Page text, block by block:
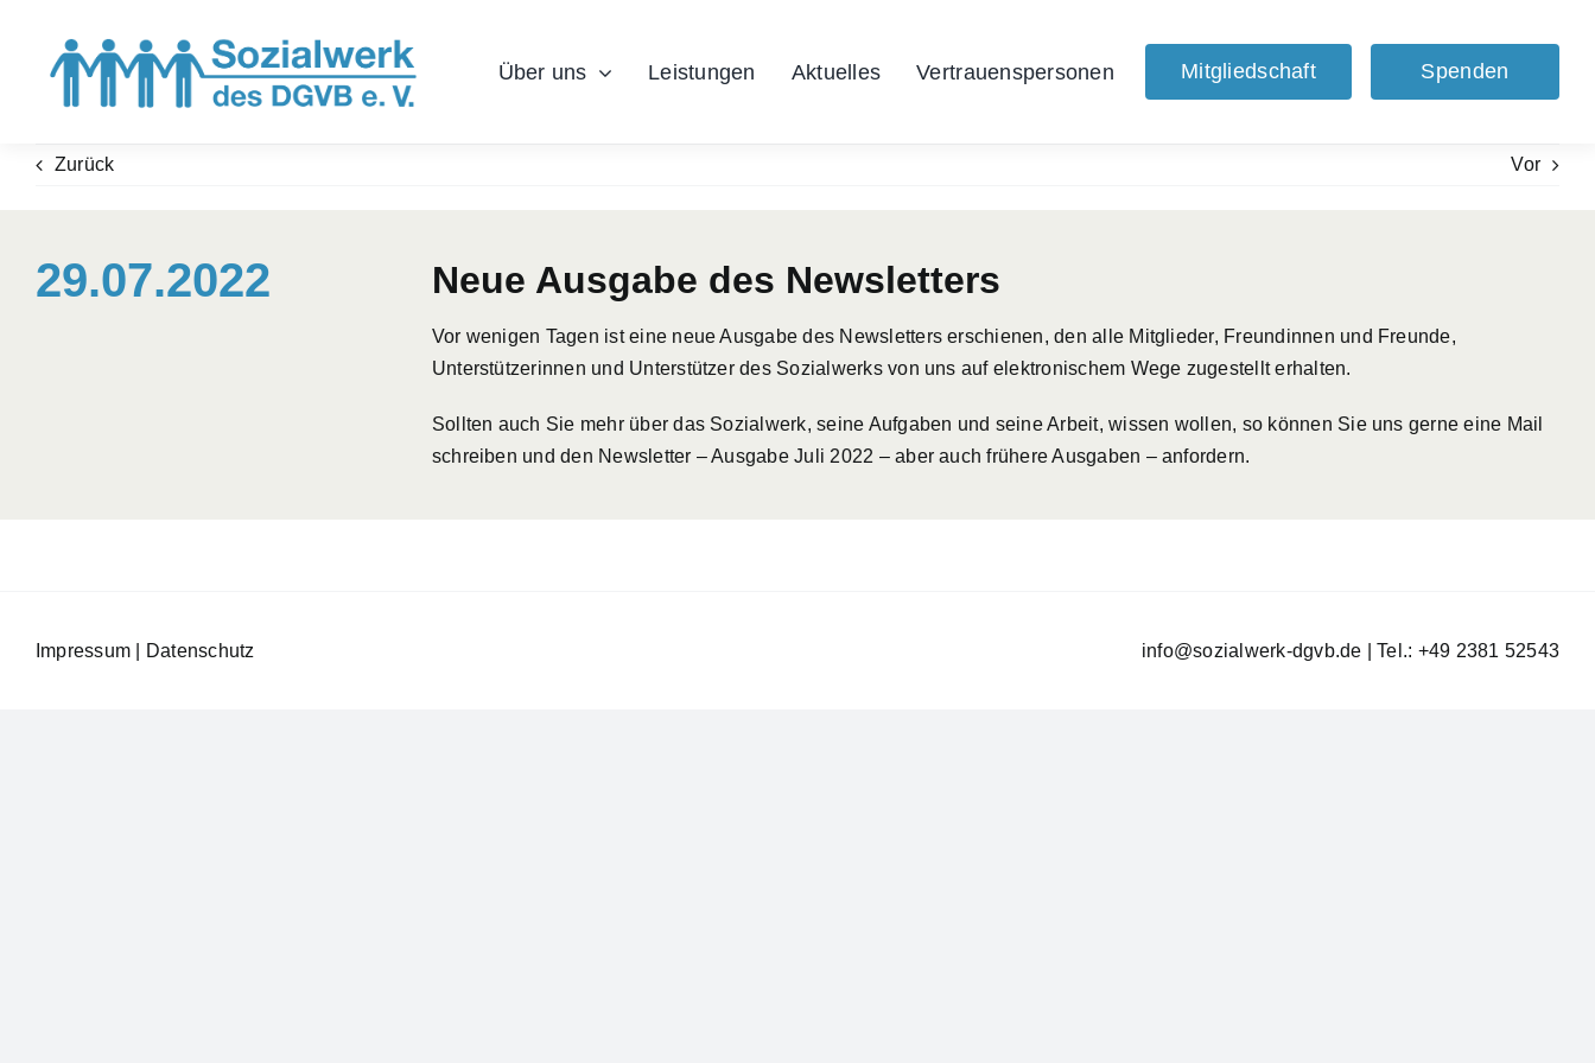
springen
Über uns Leistungen Aktuelles Vertrauenspersonen Mitgliedschaft Spenden
Zurück Vor
29.07.2022 Neue Ausgabe des Newsletters
Vor wenigen Tagen ist eine neue Ausgabe des Newsletters erschienen, den alle Mitglieder, Freundinnen und Freunde,
Unterstützerinnen und Unterstützer des Sozialwerks von uns auf elektronischem Wege zugestellt erhalten.
Sollten auch Sie mehr über das Sozialwerk, seine Aufgaben und seine Arbeit, wissen wollen, so können Sie uns gerne eine Mail
schreiben und den Newsletter – Ausgabe Juli 2022 – aber auch frühere Ausgaben – anfordern.
Impressum Datenschutz info@sozialwerk-dgvb.de | Tel.: +49 2381 52543